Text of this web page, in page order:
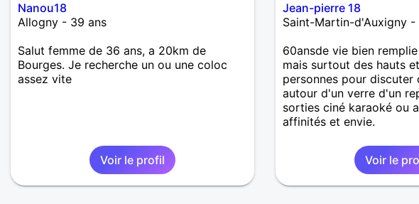
Nanou18
Allogny - 39 ans
Salut femme de 36 ans, a 20km de
Bourges. Je recherche un ou une coloc
assez vite
Voir le profil
Jean-pierre 18
Saint-Martin-d'Auxigny -
60ansde vie bien
mais surtout des hauts
personnes pour
autour d'un verre d'un
sorties ciné karaoké ou
affinités et envie.
Voir le